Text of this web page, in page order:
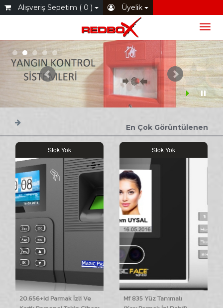
Alışveriş Sepetim ( 0 ) Üyelik
En Çok Görüntülenen
Stok Yok
20.656+Id Parmak İzli Ve
Stok Yok
Mf 835 Yüz Tanımalı